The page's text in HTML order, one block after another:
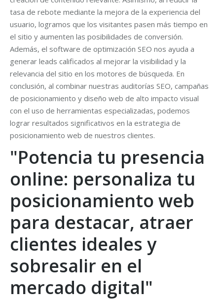
tasa de rebote mediante la mejora de la experiencia del
usuario, logramos que los visitantes pasen más tiempo en
el sitio y aumenten las posibilidades de conversión.
Además, el software de optimización SEO nos ayuda a
generar leads calificados al mejorar la visibilidad y la
relevancia del sitio en los motores de búsqueda. En
conclusión, al combinar nuestras auditorías SEO, campañas
de posicionamiento y diseño web de alto impacto visual
con el uso de herramientas especializadas, podemos
lograr resultados significativos en la estrategia de
posicionamiento web de nuestros clientes.
"Potencia tu presencia
online: personaliza tu
posicionamiento web
para destacar, atraer
clientes ideales y
sobresalir en el
mercado digital"